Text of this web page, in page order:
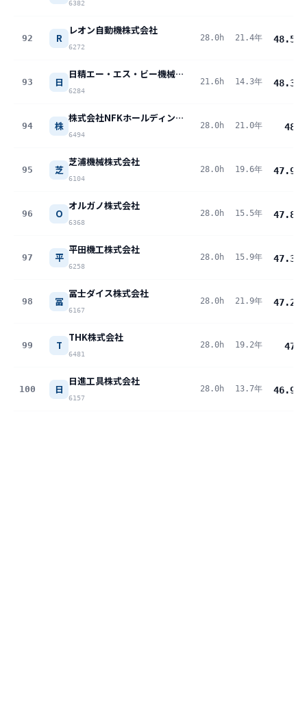
6382
92 R
レオン自動機株式会社
6272
28.0h 21.4年 48.5
93 日
日精エー・エス・ビー機械株式会社
6284
21.6h 14.3年 48.3
94 株
株式会社NFKホールディングス
6494
28.0h 21.0年 48
95 芝
芝浦機械株式会社
6104
28.0h 19.6年 47.9
96 O
オルガノ株式会社
6368
28.0h 15.5年 47.8
97 平
平田機工株式会社
6258
28.0h 15.9年 47.3
98 冨
冨士ダイス株式会社
6167
28.0h 21.9年 47.2
99 T
THK株式会社
6481
28.0h 19.2年 47
100 日
日進工具株式会社
6157
28.0h 13.7年 46.9